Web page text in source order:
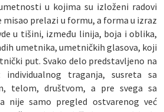
u kojima su izloženi radovi
prelazi u formu, a forma u izraz
u tišini, između linija, boja i oblika,
umetnika, umetničkih glasova, koji
put. Svako delo predstavljeno na
traganja, susreta sa
telom, društvom, a pre svega sa
nije samo pregled ostvarenog već